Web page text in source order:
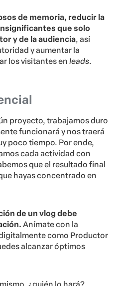
de memoria, reducir la
que solo
y de la audiencia, así
y aumentar la
los visitantes en leads.
proyecto, trabajamos duro
funcionará y nos traerá
poco tiempo. Por ende,
cada actividad con
que el resultado final
hayas concentrado en
de un vlog debe
Anímate con la
como Productor
alcanzar óptimos